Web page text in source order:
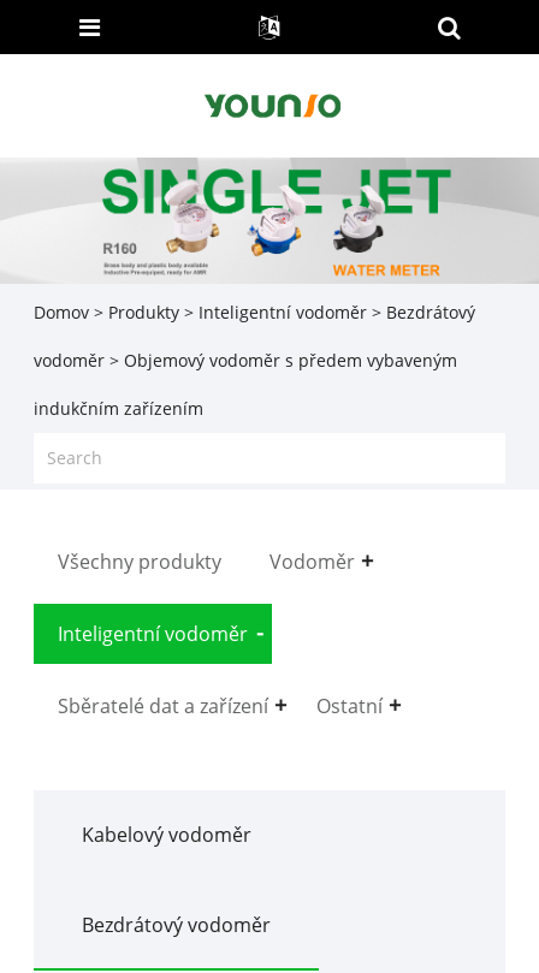
Domov > Produkty> Inteligentní vodoměr> Bezdrátový
vodoměr> Objemový vodoměr s předem vybaveným
indukčním zařízením
Všechny produkty Vodoměr
Inteligentní vodoměr
Sběratelé dat a zařízení Ostatní
Kabelový vodoměr
Bezdrátový vodoměr